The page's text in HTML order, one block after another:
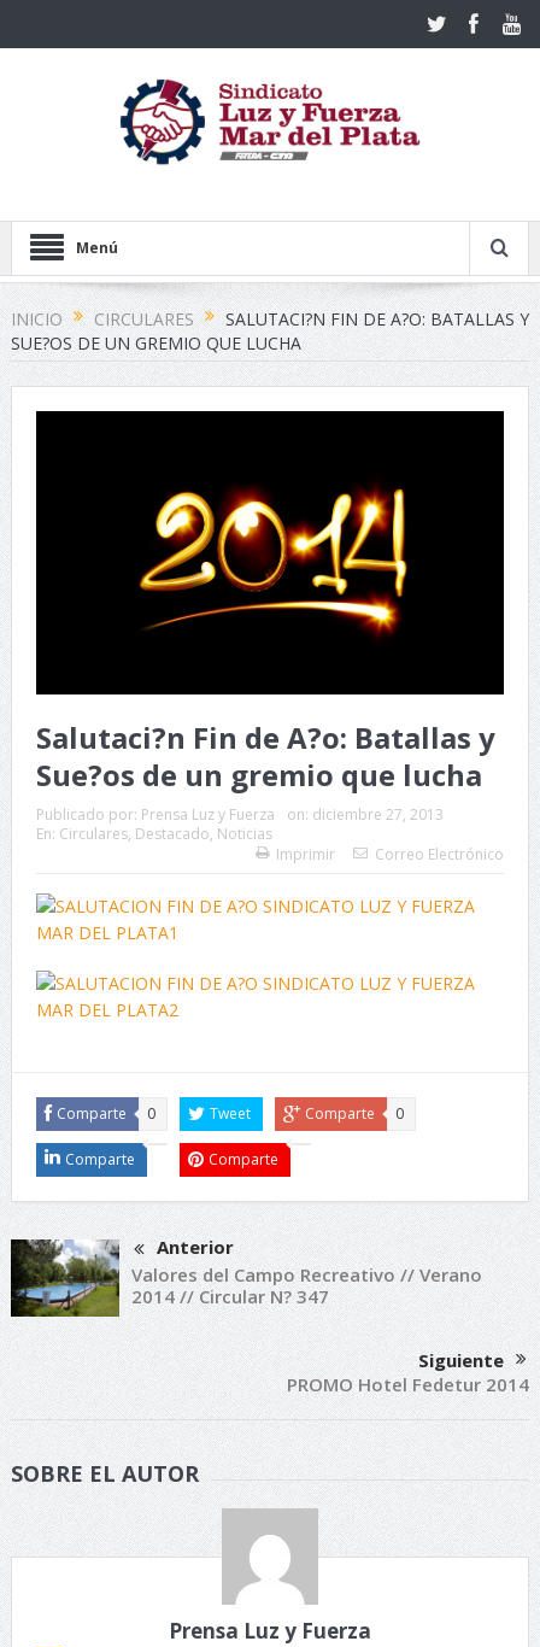
Menú
INICIO CIRCULARES
SALUTACI?N FIN DE A?O: BATALLAS Y
SUE?OS DE UN GREMIO QUE LUCHA
Salutaci?n Fin de A?o: Batallas y
Sue?os de un gremio que lucha
Publicado por: Prensa Luz y Fuerza on: diciembre 27, 2013
En: Circulares, Destacado, Noticias
Imprimir
Correo Electrónico
Comparte 0 Tweet Comparte 0
Comparte Comparte
Anterior
Valores del Campo Recreativo // Verano
2014 // Circular N? 347
Siguiente
PROMO Hotel Fedetur 2014
SOBRE EL AUTOR
Prensa Luz y Fuerza